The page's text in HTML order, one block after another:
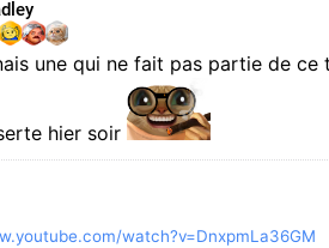
une qui ne fait pas partie de
hier soir
watch?v=DnxpmLa36GM